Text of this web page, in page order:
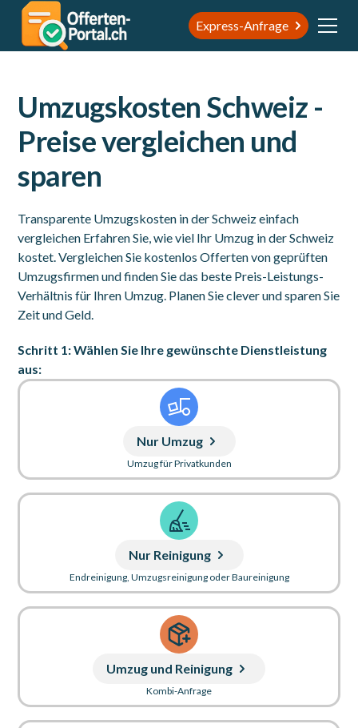
Express-Anfrage
Umzugskosten Schweiz -
Preise vergleichen und
sparen
Transparente Umzugskosten in der Schweiz einfach
vergleichen Erfahren Sie, wie viel Ihr Umzug in der Schweiz
kostet. Vergleichen Sie kostenlos Offerten von geprüften
Umzugsfirmen und finden Sie das beste Preis-Leistungs-
Verhältnis für Ihren Umzug. Planen Sie clever und sparen Sie
Zeit und Geld.
Schritt 1: Wählen Sie Ihre gewünschte Dienstleistung
aus:
Nur Umzug
Umzug für Privatkunden
Nur Reinigung
Endreinigung, Umzugsreinigung oder Baureinigung
Umzug und Reinigung
Kombi-Anfrage